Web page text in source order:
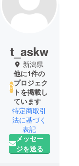
t_askw
新潟県
他に1件の
プロジェク
トを掲載し
ています
特定商取引
法に基づく
表記
メッセー
ジを送る